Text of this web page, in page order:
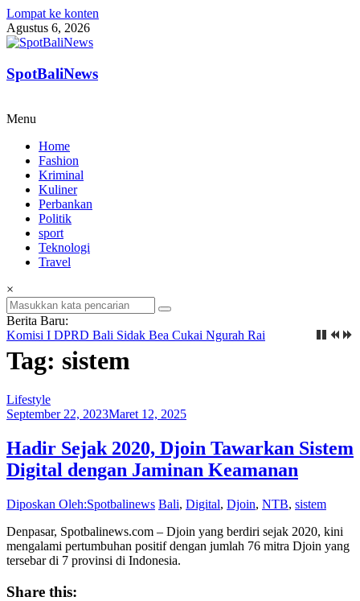
Lompat ke konten
Agustus 6, 2026
SpotBaliNews
Menu
Home
Fashion
Kriminal
Kuliner
Perbankan
Politik
sport
Teknologi
Travel
×
Berita Baru:
Komisi I DPRD Bali Sidak Bea Cukai Ngurah Rai
Tag: sistem
Lifestyle
September 22, 2023Maret 12, 2025
Hadir Sejak 2020, Djoin Tawarkan Sistem
Digital dengan Jaminan Keamanan
Diposkan Oleh:Spotbalinews Bali, Digital, Djoin, NTB, sistem
Denpasar, Spotbalinews.com – Djoin yang berdiri sejak 2020, kini
mengalami pertumbuhan positif dengan jumlah 76 mitra Djoin yang
tersebar di 7 provinsi di Indonesia.
Share this: